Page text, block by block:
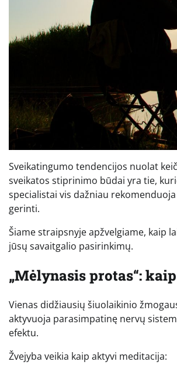
Sveikatingumo tendencijos nuolat
sveikatos stiprinimo būdai yra tie,
specialistai vis dažniau
gerinti.
Šiame straipsnyje apžvelgiame, kaip
jūsų savaitgalio pasirinkimų.
„Mėlynasis protas“:
Vienas didžiausių šiuolaikinio
aktyvuoja parasimpatinę nervų
efektu.
Žvejyba veikia kaip aktyvi meditacija: